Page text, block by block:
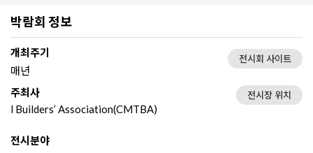
박람회 정보
개최주기
매년
전시회 사이트
주최사
l Builders’ Association(CMTBA)
전시장 위치
전시분야